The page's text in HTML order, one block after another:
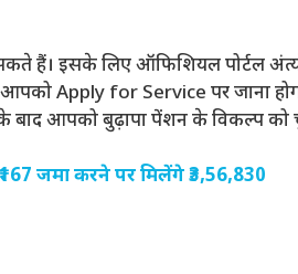
हैं। इसके लिए ऑफिशियल पोर्टल
आपको Apply for Service पर जाना
आपको बुढ़ापा पेंशन के विकल्प को
जमा करने पर मिलेंगे ₹3,56,830